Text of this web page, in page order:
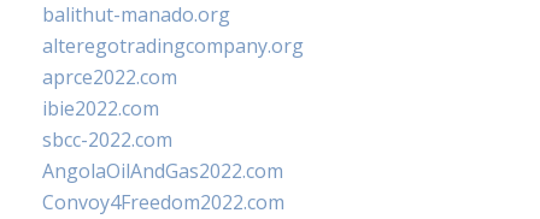
balithut-manado.org
alteregotradingcompany.org
aprce2022.com
ibie2022.com
sbcc-2022.com
AngolaOilAndGas2022.com
Convoy4Freedom2022.com